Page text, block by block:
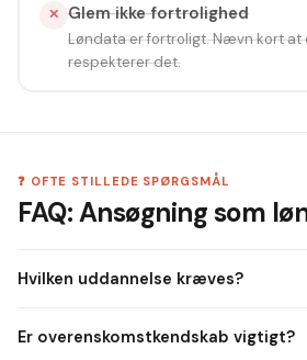
✕ Glem ikke fortrolighed
Løndata er fortroligt. Nævn kort at
respekterer det.
❓ OFTE STILLEDE SPØRGSMÅL
FAQ: Ansøgning som
Hvilken uddannelse kræves?
kurser i lønberegning er de mest
Er overenskomstkendskab vigtigt?